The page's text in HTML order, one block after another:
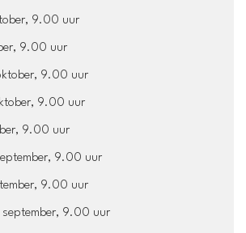
9.00 uur
9.00 uur
9.00 uur
9.00 uur
9.00 uur
9.00 uur
9.00 uur
september, 9.00 uur